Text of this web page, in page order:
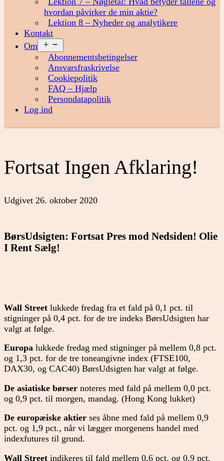
hvordan påvirker de min aktie?
Lektion 8 – Nyheder og analytikere
Kontakt
Om
menu
Abonnementsbetingelser
Ansvarsfraskrivelse
Cookiepolitik
FAQ – Hjælp
Persondatapolitik
Log ind
Fortsat Ingen Afklaring!
Udgivet 26. oktober 2020
BørsUdsigten: Fortsat Pres mod Nedsiden! Olie
I Rent Sælg!
Wall Street lukkede fredag fra et fald på 0,1 pct. til
stigninger på 0,4 pct. for de tre indeks BørsUdsigten har
valgt at følge.
Europa lukkede fredag med stigninger på mellem 0,8 pct.
og 1,3 pct. for de tre toneangivne index (FTSE100,
DAX30, og CAC40) BørsUdsigten har valgt at følge.
De asiatiske børser noteres med fald på mellem 0,0 pct.
og 0,9 pct. til morgen, mandag. (Hong Kong lukket)
De europæiske aktier ses åbne med fald på mellem 0,9
pct. og 1,9 pct., når vi lægger morgenens handel med
indexfutures til grund.
Wall Street indikeres til fald mellem 0,6 pct. og 0,9 pct,